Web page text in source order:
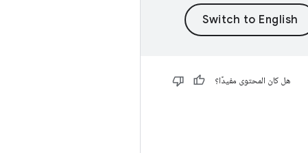
هل كان المحتوى مفيدًا؟